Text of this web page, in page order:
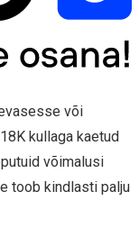
või
kullaga kaetud
võimalusi
toob kindlasti palju